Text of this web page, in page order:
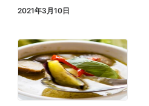
2021年3月10日